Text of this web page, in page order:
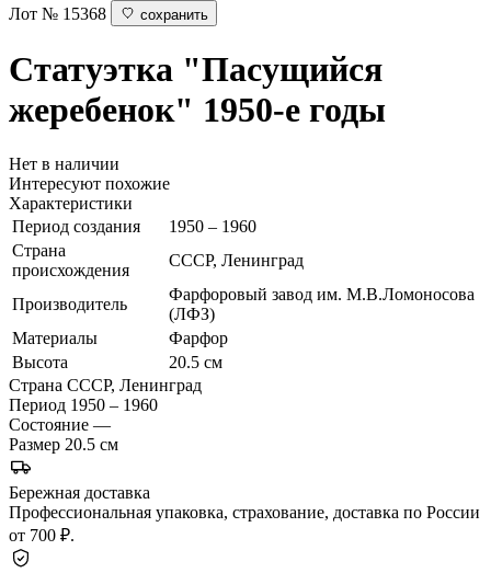
Лот № 15368
сохранить
Статуэтка "Пасущийся
жеребенок" 1950-е годы
Нет в наличии
Интересуют похожие
Характеристики
Период создания
1950 – 1960
Страна
происхождения
СССР, Ленинград
Производитель
Фарфоровый завод им. М.В.Ломоносова
(ЛФЗ)
Материалы
Фарфор
Высота
20.5 см
Страна СССР, Ленинград
Период 1950 – 1960
Состояние —
Размер 20.5 см
Бережная доставка
Профессиональная упаковка, страхование, доставка по России
от 700 ₽.